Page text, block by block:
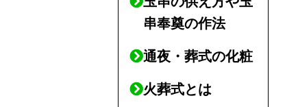
串奉奠の作法
通夜・葬式の化粧
火葬式とは